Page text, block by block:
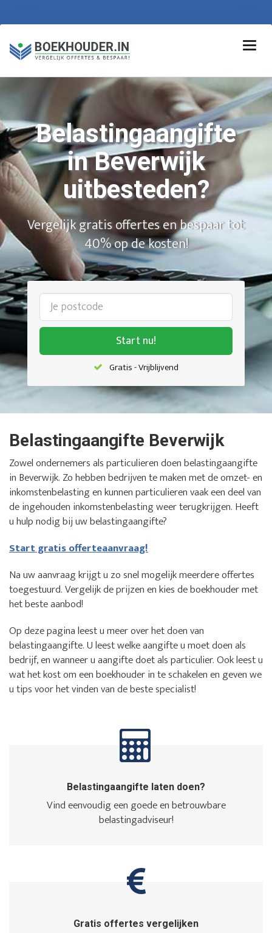
Belastingaangifte
in Beverwijk
uitbesteden?
Vergelijk gratis offertes en bespaar tot
40% op de kosten!
Start nu!
Gratis - Vrijblijvend
Belastingaangifte Beverwijk
Zowel ondernemers als particulieren doen belastingaangifte
in Beverwijk. Zo hebben bedrijven te maken met de omzet- en
inkomstenbelasting en kunnen particulieren vaak een deel van
de ingehouden inkomstenbelasting weer terugkrijgen. Heeft
u hulp nodig bij uw belastingaangifte?
Start gratis offerteaanvraag!
Na uw aanvraag krijgt u zo snel mogelijk meerdere offertes
toegestuurd. Vergelijk de prijzen en kies de boekhouder met
het beste aanbod!
Op deze pagina leest u meer over het doen van
belastingaangifte. U leest welke aangifte u moet doen als
bedrijf, en wanneer u aangifte doet als particulier. Ook leest u
wat het kost om een boekhouder in te schakelen en geven we
u tips voor het vinden van de beste specialist!
Belastingaangifte laten doen?
Vind eenvoudig een goede en betrouwbare
belastingadviseur!
Gratis offertes vergelijken